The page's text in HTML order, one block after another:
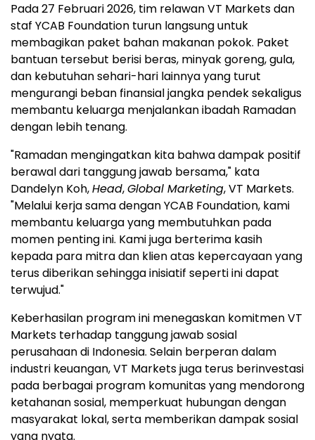
Pada 27 Februari 2026, tim relawan VT Markets dan
staf YCAB Foundation turun langsung untuk
membagikan paket bahan makanan pokok. Paket
bantuan tersebut berisi beras, minyak goreng, gula,
dan kebutuhan sehari-hari lainnya yang turut
mengurangi beban finansial jangka pendek sekaligus
membantu keluarga menjalankan ibadah Ramadan
dengan lebih tenang.
"Ramadan mengingatkan kita bahwa dampak positif
berawal dari tanggung jawab bersama," kata
Dandelyn Koh,Head,Global Marketing, VT Markets.
"Melalui kerja sama dengan YCAB Foundation, kami
membantu keluarga yang membutuhkan pada
momen penting ini. Kami juga berterima kasih
kepada para mitra dan klien atas kepercayaan yang
terus diberikan sehingga inisiatif seperti ini dapat
terwujud."
Keberhasilan program ini menegaskan komitmen VT
Markets terhadap tanggung jawab sosial
perusahaan di Indonesia. Selain berperan dalam
industri keuangan, VT Markets juga terus berinvestasi
pada berbagai program komunitas yang mendorong
ketahanan sosial, memperkuat hubungan dengan
masyarakat lokal, serta memberikan dampak sosial
yang nyata.